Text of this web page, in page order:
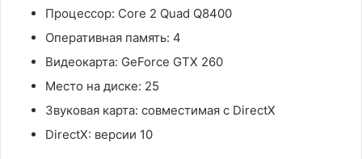
Процессор: Core 2 Quad Q8400
Оперативная память: 4
Видеокарта: GeForce GTX 260
Место на диске: 25
Звуковая карта: совместимая с DirectX
DirectX: версии 10